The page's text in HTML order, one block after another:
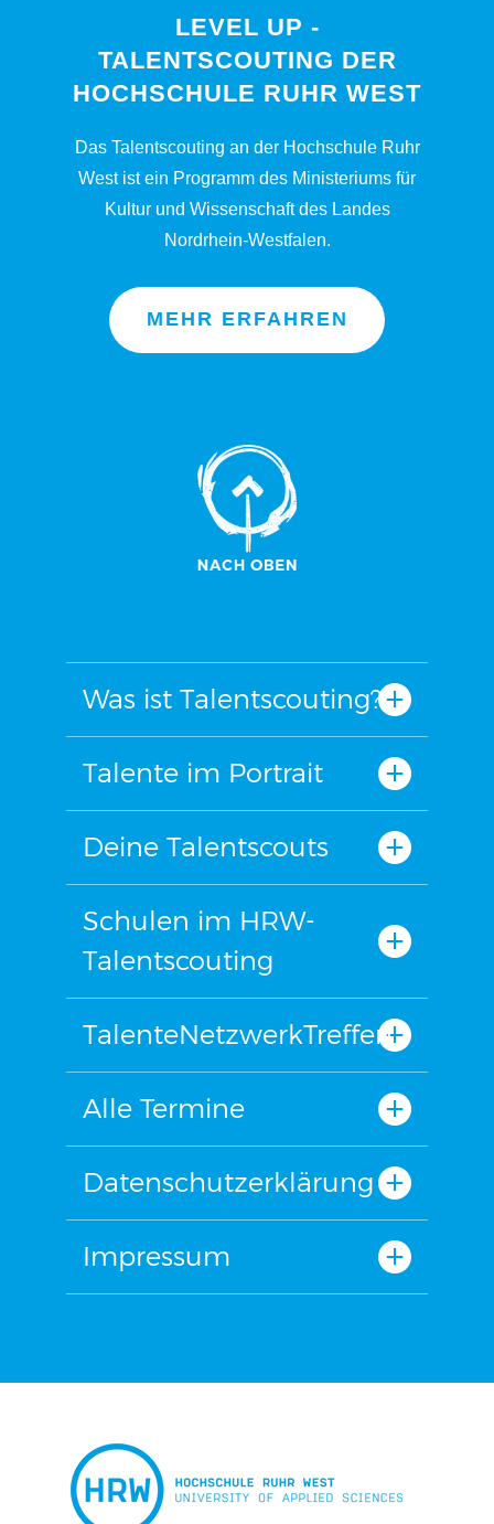
LEVEL UP -
TALENTSCOUTING DER
HOCHSCHULE RUHR WEST
Das Talentscouting an der Hochschule Ruhr
West ist ein Programm des Ministeriums für
Kultur und Wissenschaft des Landes
Nordrhein-Westfalen.
MEHR ERFAHREN
Was ist Talentscouting?
Talente im Portrait
Deine Talentscouts
Schulen im HRW-
Talentscouting
TalenteNetzwerkTreffen
Alle Termine
Datenschutzerklärung
Impressum